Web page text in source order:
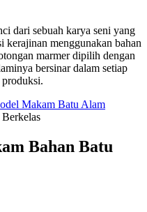
dari sebuah karya seni yang
kerajinan menggunakan bahan
marmer dipilih dengan
bersinar dalam setiap
Makam Batu Alam
Bahan Batu